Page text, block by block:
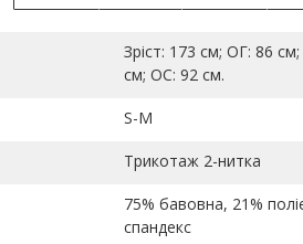
Зріст: 173 см; ОГ: 86
см; ОС: 92 см.
S-M
Трикотаж 2-нитка
75% бавовна, 21%
спандекс